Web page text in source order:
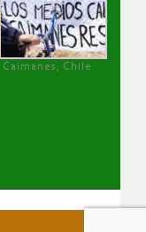
Caimanes, Chile